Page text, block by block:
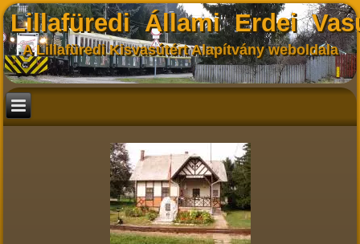
Lillafüredi Állami Erdei
A Lillafüredi Kisvasútért Alapítvány weboldala